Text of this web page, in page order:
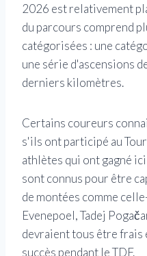
2026 est relativement
du parcours comprend
catégorisées : une
une série d'ascensions
derniers kilomètres.
Certains coureurs
s'ils ont participé au
athlètes qui ont gagné
sont connus pour être
de montées comme
Evenepoel, Tadej
devraient tous être frais
succès pendant le TDF.